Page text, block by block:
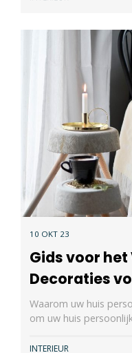
10 OKT 23
Gids voor
Decoraties
Waarom uw huis
om uw huis
INTERIEUR